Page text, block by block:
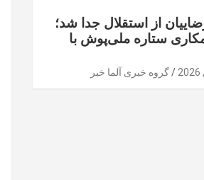
از استقلال جدا شد؛
ستاره ملی‌پوش با
گروه خبری آلما خبر